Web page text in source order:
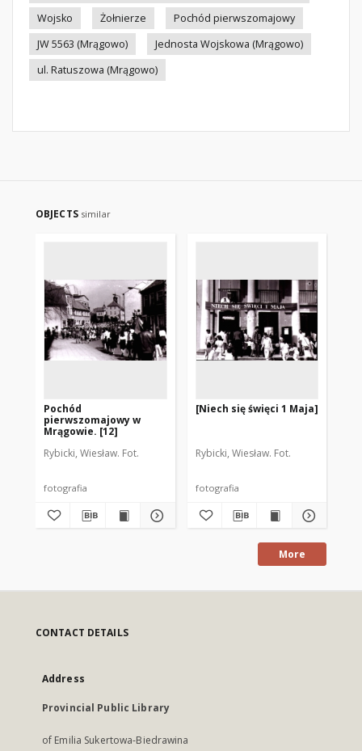
Wojsko
Żołnierze
Pochód pierwszomajowy
JW 5563 (Mrągowo)
Jednosta Wojskowa (Mrągowo)
ul. Ratuszowa (Mrągowo)
OBJECTS similar
Pochód
pierwszomajowy w
Mrągowie. [12]
Rybicki, Wiesław. Fot.
fotografia
[Niech się święci 1 Maja]
Rybicki, Wiesław. Fot.
fotografia
More
CONTACT DETAILS
Address
Provincial Public Library
of Emilia Sukertowa-Biedrawina